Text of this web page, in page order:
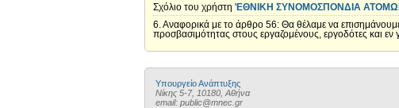
Σχόλιο του χρήστη 'ΕΘΝΙΚΗ ΣΥΝΟΜΟΣΠΟΝΔΙΑ
6. Αναφορικά με το άρθρο 56: Θα θέλαμε να
προσβασιμότητας στους εργαζομένους, εργοδότες και εν
Υπουργείο Ανάπτυξης
Νίκης 5-7, 10180, Αθήνα
email: public@mnec.gr